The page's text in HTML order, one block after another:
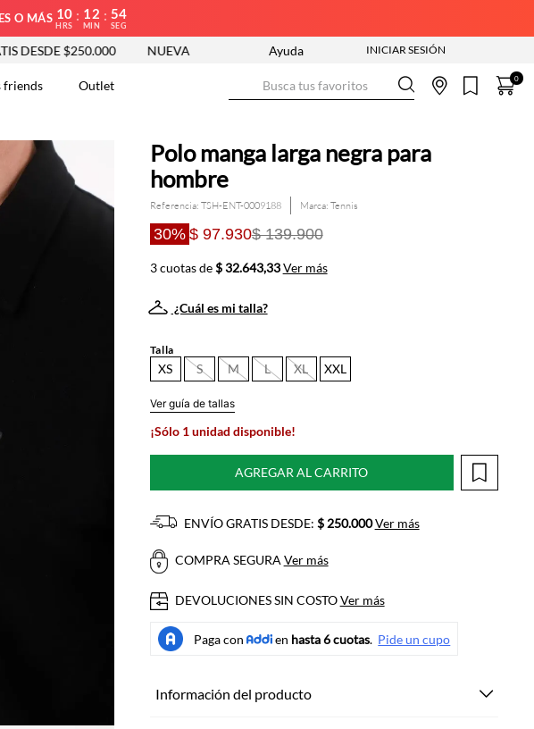
O MÁS 10
HRS
: 12
MIN
: 53
SEG
$250.000 NUEVA COLECCIÓN ENTRA YA ENVÍO GRATIS DESDE $250.000
Ayuda
friends Outlet 0
Polo manga larga negra para
hombre
Referencia: TSH-ENT-0009188 Tennis
30% $ 97.930$ 139.900
3 cuotas de$ 32.643,33 Ver más
¿Cuál es mi talla?
Talla
XS S M L XL XXL
Ver guía de tallas
¡Sólo 1 unidad disponible!
AGREGAR AL CARRITO
ENVÍO GRATIS DESDE: $ 250.000 Ver más
COMPRA SEGURA Ver más
DEVOLUCIONES SIN COSTOVer más
Información del producto